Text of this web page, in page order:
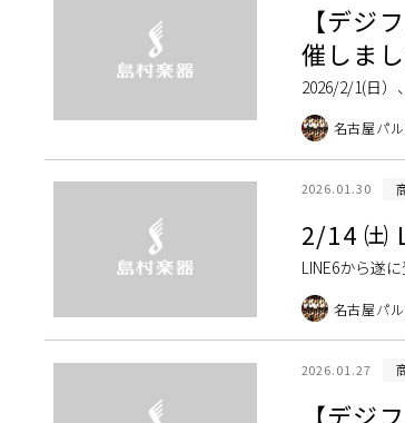
【デジ
催しまし
2026/2/1(日）
難うございま
名古屋パ
2026.01.30
2/14 ㈯
LINE6から遂
めHELIX
名古屋パ
2026.01.27
【デジ